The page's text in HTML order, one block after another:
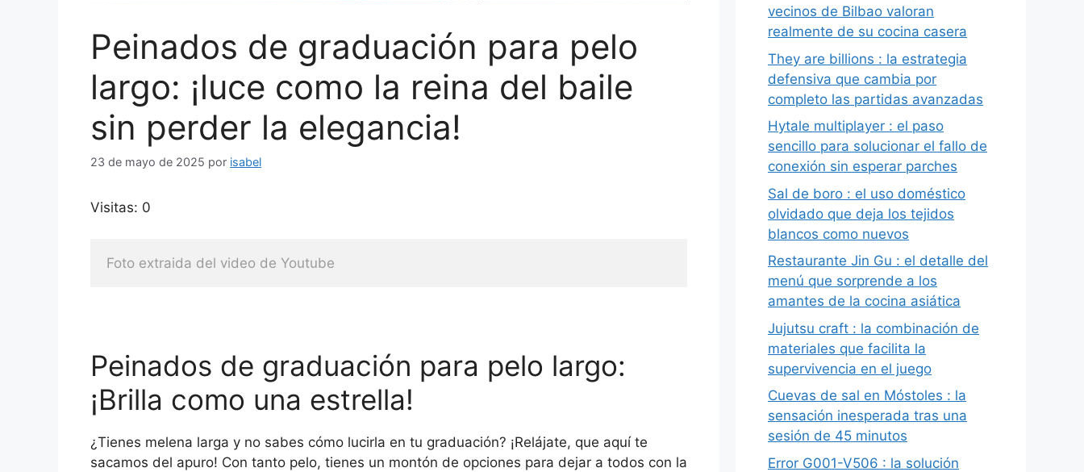
Peinados de graduación para pelo
largo: ¡luce como la reina del baile
sin perder la elegancia!
23 de mayo de 2025 por isabel
Visitas: 0
Foto extraida del video de Youtube
Peinados de graduación para pelo largo:
¡Brilla como una estrella!
¿Tienes melena larga y no sabes cómo lucirla en tu graduación? ¡Relájate, que aquí te
sacamos del apuro! Con tanto pelo, tienes un montón de opciones para dejar a todos con la
vecinos de Bilbao valoran
realmente de su cocina casera
They are billions : la estrategia
defensiva que cambia por
completo las partidas avanzadas
Hytale multiplayer : el paso
sencillo para solucionar el fallo de
conexión sin esperar parches
Sal de boro : el uso doméstico
olvidado que deja los tejidos
blancos como nuevos
Restaurante Jin Gu : el detalle del
menú que sorprende a los
amantes de la cocina asiática
Jujutsu craft : la combinación de
materiales que facilita la
supervivencia en el juego
Cuevas de sal en Móstoles : la
sensación inesperada tras una
sesión de 45 minutos
Error G001-V506 : la solución